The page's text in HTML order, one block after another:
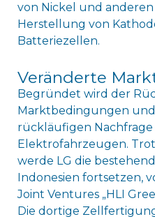
von Nickel und
Herstellung von
Batteriezellen.
Veränderte
Begründet wird der
Marktbedingungen
rückläufigen Nachfrage
Elektrofahrzeugen.
werde LG die
Indonesien fortsetzen,
Joint Ventures „HLI
Die dortige